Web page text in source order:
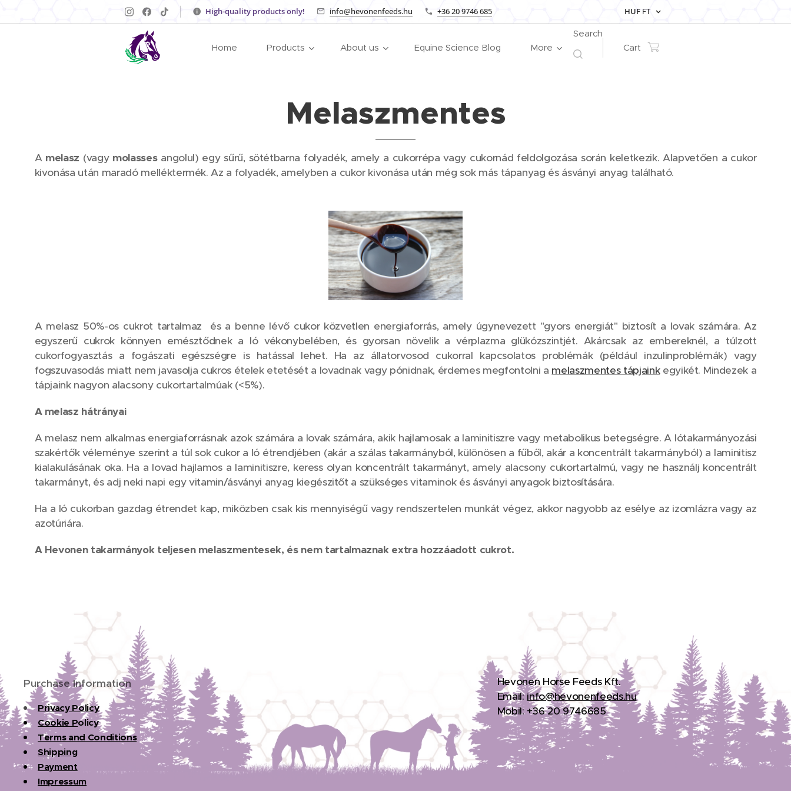
High-quality products only! info@hevonenfeeds.hu +36 20 9746 685 HUF FT
Home Products About us Equine Science Blog More
Search
Cart
Melaszmentes
A melasz (vagy molassesangolul) egy sűrű, sötétbarna folyadék, amely a cukorrépa vagy cukornád feldolgozása során keletkezik. Alapvetően a cukor
kivonása után maradó melléktermék. Az a folyadék, amelyben a cukor kivonása után még sok más tápanyag és ásványi anyag található.
A melasz 50%-os cukrot tartalmaz és a benne lévő cukor közvetlen energiaforrás, amely úgynevezett "gyors energiát" biztosít a lovak számára. Az
egyszerű cukrok könnyen emésztődnek a ló vékonybelében, és gyorsan növelik a vérplazma glükózszintjét. Akárcsak az embereknél, a túlzott
cukorfogyasztás a fogászati egészségre is hatással lehet. Ha az állatorvosod cukorral kapcsolatos problémák (például inzulinproblémák) vagy
fogszuvasodás miatt nem javasolja cukros ételek etetését a lovadnak vagy pónidnak, érdemes megfontolni a melaszmentes tápjainkegyikét. Mindezek a
tápjaink nagyon alacsony cukortartalmúak (<5%).
A melasz hátrányai
A melasz nem alkalmas energiaforrásnak azok számára a lovak számára, akik hajlamosak a laminitiszre vagy metabolikus betegségre. A lótakarmányozási
szakértők véleménye szerint a túl sok cukor a ló étrendjében (akár a szálas takarmányból, különösen a fűből, akár a koncentrált takarmányból) a laminitisz
kialakulásának oka. Ha a lovad hajlamos a laminitiszre, keress olyan koncentrált takarmányt, amely alacsony cukortartalmú, vagy ne használj koncentrált
takarmányt, és adj neki napi egy vitamin/ásványi anyag kiegészitőt a szükséges vitaminok és ásványi anyagok biztosítására.
Ha a ló cukorban gazdag étrendet kap, miközben csak kis mennyiségű vagy rendszertelen munkát végez, akkor nagyobb az esélye az izomlázra vagy az
azotúriára.
A Hevonen takarmányok teljesen melaszmentesek, és nem tartalmaznak extra hozzáadott cukrot.
Purchase Information
Privacy Policy
Cookie Policy
Terms and Conditions
Shipping
Payment
Impressum
Hevonen Horse Feeds Kft.
Email:info@hevonenfeeds.hu
Mobil: +36 20 9746685